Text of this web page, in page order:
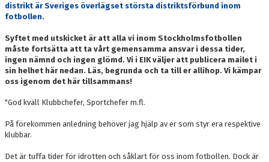
distrikt är Sveriges överlägset största distriktsförbund inom
fotbollen.
Syftet med utskicket är att alla vi inom Stockholmsfotbollen
måste fortsätta att ta vårt gemensamma ansvar i dessa tider,
ingen nämnd och ingen glömd. Vi i EIK väljer att publicera mailet i
sin helhet här nedan. Läs, begrunda och ta till er allihop. Vi kämpar
oss igenom det här tillsammans!
"God kväll Klubbchefer, Sportchefer m.fl.
På förekommen anledning behöver jag hjälp av er som styr era respektive
klubbar.
Det är tuffa tider för idrotten och såklart för oss inom fotbollen. Dock är